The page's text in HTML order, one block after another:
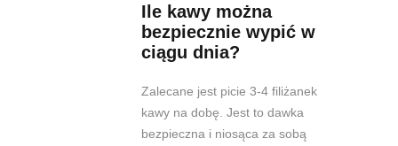
Ile kawy można
bezpiecznie wypić w
ciągu dnia?
Zalecane jest picie 3-4 filiżanek
kawy na dobę. Jest to dawka
bezpieczna i niosąca za sobą